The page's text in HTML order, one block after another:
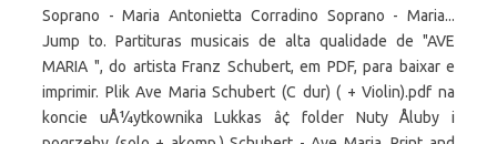
Soprano - Maria Antonietta Corradino Soprano - Maria...
Jump to. Partituras musicais de alta qualidade de "AVE
MARIA ", do artista Franz Schubert, em PDF, para baixar e
imprimir. Plik Ave Maria Schubert (C dur) ( + Violin).pdf na
koncie uÅ¼ytkownika Lukkas â¢ folder Nuty Åluby i